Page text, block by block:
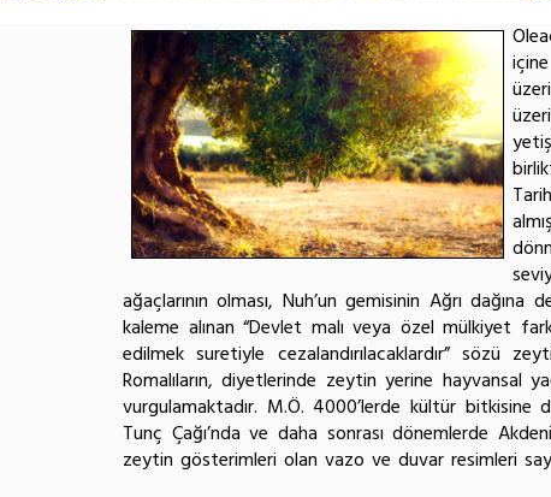
ağaçlarının olması, Nuh’un gemisinin Ağrı
kaleme alınan “Devlet malı veya özel mülkiyet
edilmek suretiyle cezalandırılacaklardır” sözü
Romalıların, diyetlerinde zeytin yerine hayvansal
vurgulamaktadır. M.Ö. 4000’lerde kültür bitkisine
Tunç Çağı’nda ve daha sonrası dönemlerde
zeytin gösterimleri olan vazo ve duvar resimleri